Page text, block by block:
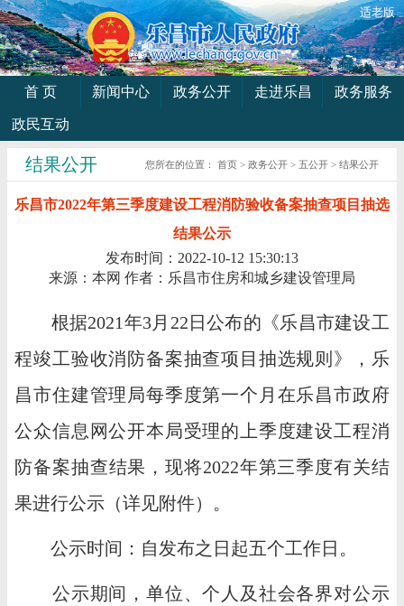
适老版
首 页 新闻中心 政务公开 走进乐昌
政务服务
政民互动
结果公开 您所在的位置：首页 >政务公开 > 五公开 >结果公开
乐昌市2022年第三季度建设工程消防验收备案抽查项目抽选
结果公示
发布时间：2022-10-12 15:30:13
来源：本网 作者：乐昌市住房和城乡建设管理局
根据2021年3月22日公布的《乐昌市建设工
程竣工验收消防备案抽查项目抽选规则》，乐
昌市住建管理局每季度第一个月在乐昌市政府
公众信息网公开本局受理的上季度建设工程消
防备案抽查结果，现将2022年第三季度有关结
果进行公示（详见附件）。
公示时间：自发布之日起五个工作日。
公示期间，单位、个人及社会各界对公示